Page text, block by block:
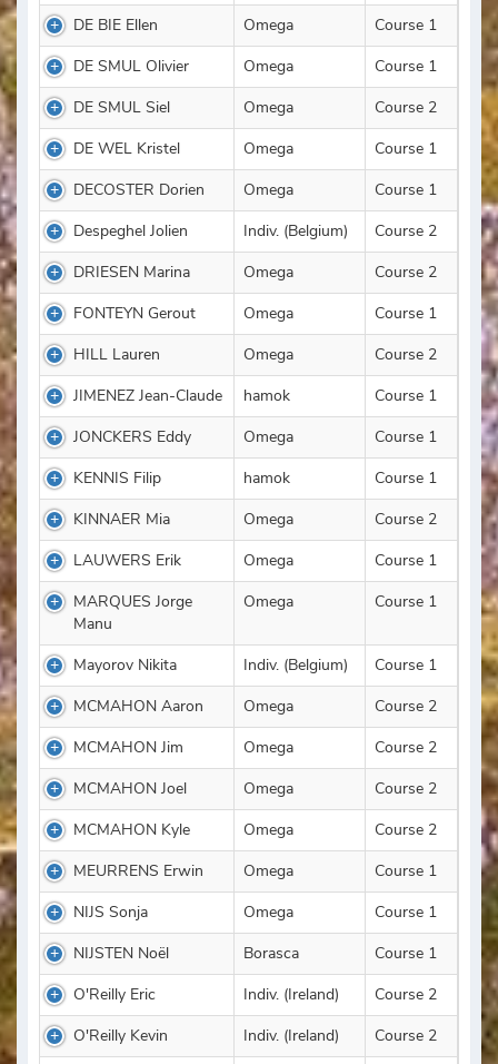
DE BIE Ellen
Omega
Course 1
DE SMUL Olivier
Omega
Course 1
DE SMUL Siel
Omega
Course 2
DE WEL Kristel
Omega
Course 1
DECOSTER Dorien
Omega
Course 1
Despeghel Jolien
Indiv. (Belgium)
Course 2
DRIESEN Marina
Omega
Course 2
FONTEYN Gerout
Omega
Course 1
HILL Lauren
Omega
Course 2
JIMENEZ Jean-Claude
hamok
Course 1
JONCKERS Eddy
Omega
Course 1
KENNIS Filip
hamok
Course 1
KINNAER Mia
Omega
Course 2
LAUWERS Erik
Omega
Course 1
MARQUES Jorge
Manu
Omega Course 1
Mayorov Nikita Indiv. (Belgium)
Course 1
MCMAHON Aaron
Omega
Course 2
MCMAHON Jim
Omega
Course 2
MCMAHON Joel
Omega
Course 2
MCMAHON Kyle
Omega
Course 2
MEURRENS Erwin
Omega
Course 1
NIJS Sonja
Omega
Course 1
NIJSTEN Noël
Borasca
Course 1
O'Reilly Eric
Indiv. (Ireland)
Course 2
O'Reilly Kevin
Indiv. (Ireland)
Course 2